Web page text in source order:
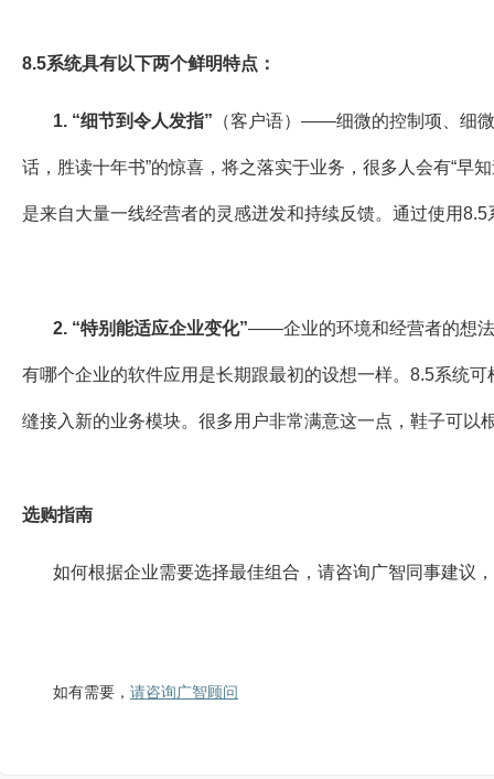
8.5系统具有以下两个鲜明特点：
1. “细节到令人发指” （客户语）——细微的控制项、细
话，胜读十年书”的惊喜，将之落实于业务，很多人会有“早
是来自大量一线经营者的灵感迸发和持续反馈。通过使用
2. “特别能适应企业变化”——企业的环境和经营者的想法
有哪个企业的软件应用是长期跟最初的设想一样。8.5系统
缝接入新的业务模块。很多用户非常满意这一点，鞋子可
选购指南
如何根据企业需要选择最佳组合，请咨询广智同事建议
如有需要， 请咨询广智顾问